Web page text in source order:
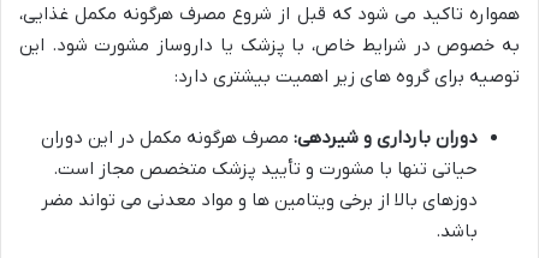
همواره تاکید می شود که قبل از شروع مصرف هرگونه مکمل غذایی،
به خصوص در شرایط خاص، با پزشک یا داروساز مشورت شود. این
توصیه برای گروه های زیر اهمیت بیشتری دارد:
دوران بارداری و شیردهی: مصرف هرگونه مکمل در این دوران
حیاتی تنها با مشورت و تأیید پزشک متخصص مجاز است.
دوزهای بالا از برخی ویتامین ها و مواد معدنی می تواند مضر
باشد.